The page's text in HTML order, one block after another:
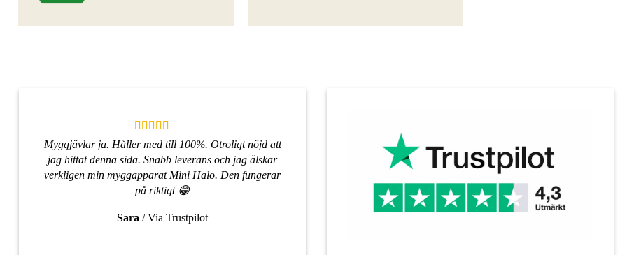
Myggjävlar ja. Håller med till 100%. Otroligt nöjd att
jag hittat denna sida. Snabb leverans och jag älskar
verkligen min myggapparat Mini Halo. Den fungerar
på riktigt 😁
Sara /Via Trustpilot